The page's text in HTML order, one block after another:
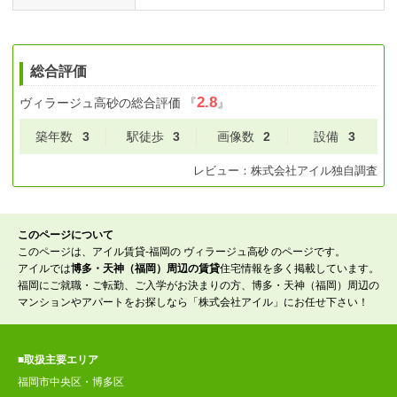
総合評価
ヴィラージュ高砂の総合評価 『2.8』
築年数 3 駅徒歩 3 画像数 2 設備 3
レビュー： 株式会社アイル独自調査
このページについて
このページは、アイル賃貸-福岡の ヴィラージュ高砂 のページです。
アイルでは博多・天神（福岡）周辺の賃貸住宅情報を多く掲載しています。
福岡にご就職・ご転勤、ご入学がお決まりの方、博多・天神（福岡）周辺の
マンションやアパートをお探しなら「株式会社アイル」にお任せ下さい！
■取扱主要エリア
福岡市中央区・博多区